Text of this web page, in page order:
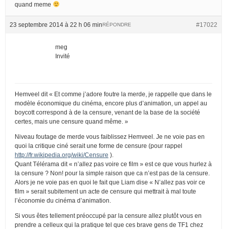
quand meme
23 septembre 2014 à 22 h 06 min #17022
RÉPONDRE
meg
Invité
Hemveel dit « Et comme j’adore foutre la merde, je rappelle que dans le
modèle économique du cinéma, encore plus d’animation, un appel au
boycott correspond à de la censure, venant de la base de la société
certes, mais une censure quand même. »
Niveau foutage de merde vous faiblissez Hemveel. Je ne voie pas en
quoi la critique ciné serait une forme de censure (pour rappel
http://fr.wikipedia.org/wiki/Censure ).
Quant Télérama dit « n’allez pas voire ce film » est ce que vous hurlez à
la censure ? Non! pour la simple raison que ca n’est pas de la censure.
Alors je ne voie pas en quoi le fait que Liam dise « N’allez pas voir ce
film » serait subitement un acte de censure qui mettrait à mal toute
l’économie du cinéma d’animation.
Si vous êtes tellement préoccupé par la censure allez plutôt vous en
prendre a celleux qui la pratique tel que ces brave gens de TF1 chez